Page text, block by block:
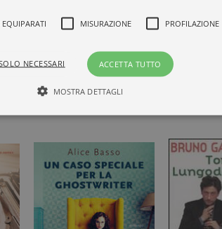
Dettagli
396 pagine,
Prezzo di questa
18,60€
EQUIPARATI MISURAZIONE PROFILAZIONE
ACCETTA TUTTO
NECESSARI
MOSTRA DETTAGLI
ed equiparati Misurazione Profilazione
la funzionalità del sito Web principale come l'accesso
senza i cookie strettamente necessari. Col
e dunque non necessitano del consenso.
Descrizione